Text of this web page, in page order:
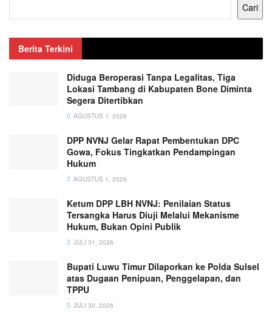
Cari
Berita Terkini
Diduga Beroperasi Tanpa Legalitas, Tiga
Lokasi Tambang di Kabupaten Bone Diminta
Segera Ditertibkan
AGUSTUS 1, 2026
DPP NVNJ Gelar Rapat Pembentukan DPC
Gowa, Fokus Tingkatkan Pendampingan
Hukum
AGUSTUS 1, 2026
Ketum DPP LBH NVNJ: Penilaian Status
Tersangka Harus Diuji Melalui Mekanisme
Hukum, Bukan Opini Publik
JULI 31, 2026
Bupati Luwu Timur Dilaporkan ke Polda Sulsel
atas Dugaan Penipuan, Penggelapan, dan
TPPU
JULI 30, 2026